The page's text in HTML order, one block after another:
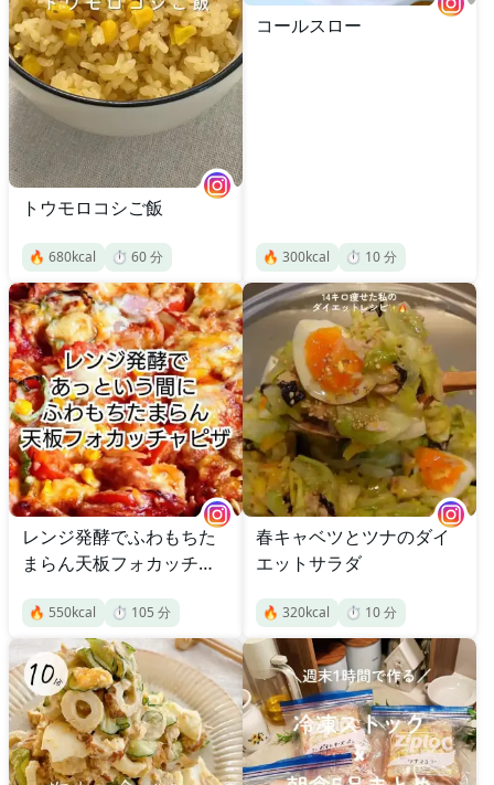
トウモロコシご飯
🔥 680kcal ⏱️ 60分
コールスロー
🔥 300kcal ⏱️ 10分
レンジ発酵でふわもちた
まらん天板フォカッチャ
🔥 550kcal ⏱️ 105 分
春キャベツとツナのダイ
エットサラダ
🔥 320kcal ⏱️ 10分